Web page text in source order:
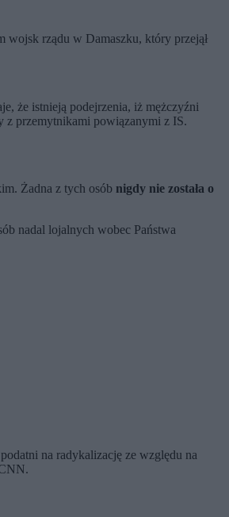
wojsk rządu w Damaszku, który przejął
że istnieją podejrzenia, iż mężczyźni
z przemytnikami powiązanymi z IS.
Żadna z tych osób nigdy nie została o
nadal lojalnych wobec Państwa
na radykalizację ze względu na